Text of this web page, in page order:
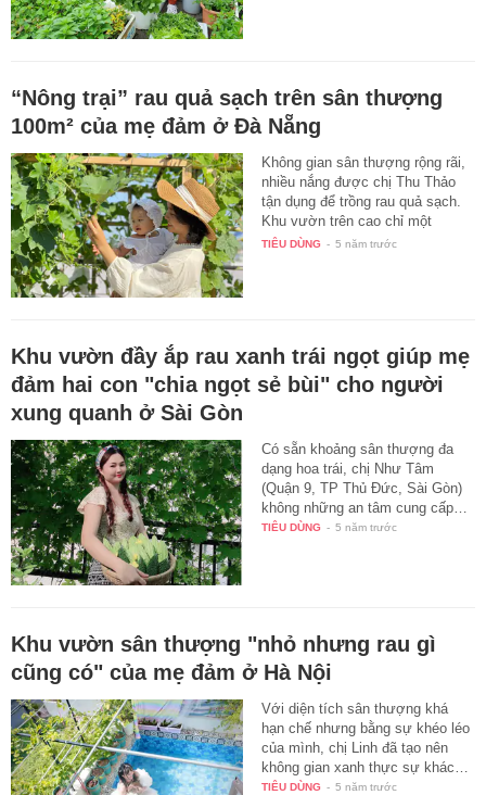
“Nông trại” rau quả sạch trên sân thượng
100m² của mẹ đảm ở Đà Nẵng
Không gian sân thượng rộng rãi,
nhiều nắng được chị Thu Thảo
tận dụng để trồng rau quả sạch.
Khu vườn trên cao chỉ một
thời…
TIÊU DÙNG - 5 năm trước
Khu vườn đầy ắp rau xanh trái ngọt giúp mẹ
đảm hai con "chia ngọt sẻ bùi" cho người
xung quanh ở Sài Gòn
Có sẵn khoảng sân thượng đa
dạng hoa trái, chị Như Tâm
(Quận 9, TP Thủ Đức, Sài Gòn)
không những an tâm cung cấp…
TIÊU DÙNG - 5 năm trước
Khu vườn sân thượng "nhỏ nhưng rau gì
cũng có" của mẹ đảm ở Hà Nội
Với diện tích sân thượng khá
hạn chế nhưng bằng sự khéo léo
của mình, chị Linh đã tạo nên
không gian xanh thực sự khác…
TIÊU DÙNG - 5 năm trước